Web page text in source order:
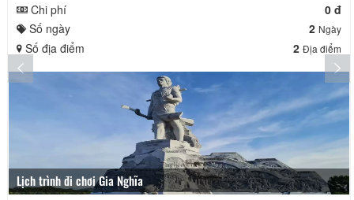
Chi phí
0 đ
Số ngày
2 Ngày
Số địa điểm 2 Địa điểm
Lịch trình đi chơi Gia Nghĩa